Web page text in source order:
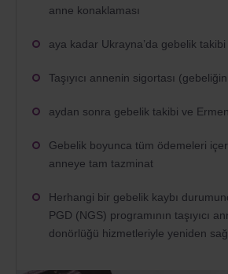
anne konaklaması
aya kadar Ukrayna’da gebelik takibi
Taşıyıcı annenin sigortası
aydan sonra gebelik takibi ve
Gebelik boyunca tüm ödemeleri
anneye tam tazminat
Herhangi bir gebelik kaybı
PGD (NGS) programının taşıyıcı
donörlüğü hizmetleriyle yeniden